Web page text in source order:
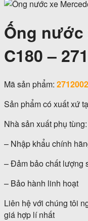
Ống nước
C180 –
Mã sản phẩm:
Sản phẩm có xuất xứ
Nhà sản xuất phụ tùng:
– Nhập khẩu chính
– Đảm bảo chất lượng
– Bảo hành linh hoạt
Liên hệ với chúng tôi
giá hợp lí nhất